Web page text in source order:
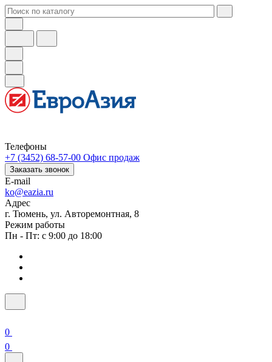
Телефоны
+7 (3452) 68-57-00 Офис продаж
Заказать звонок
E-mail
ko@eazia.ru
Адрес
г. Тюмень, ул. Авторемонтная, 8
Режим работы
Пн - Пт: с 9:00 до 18:00
0
0